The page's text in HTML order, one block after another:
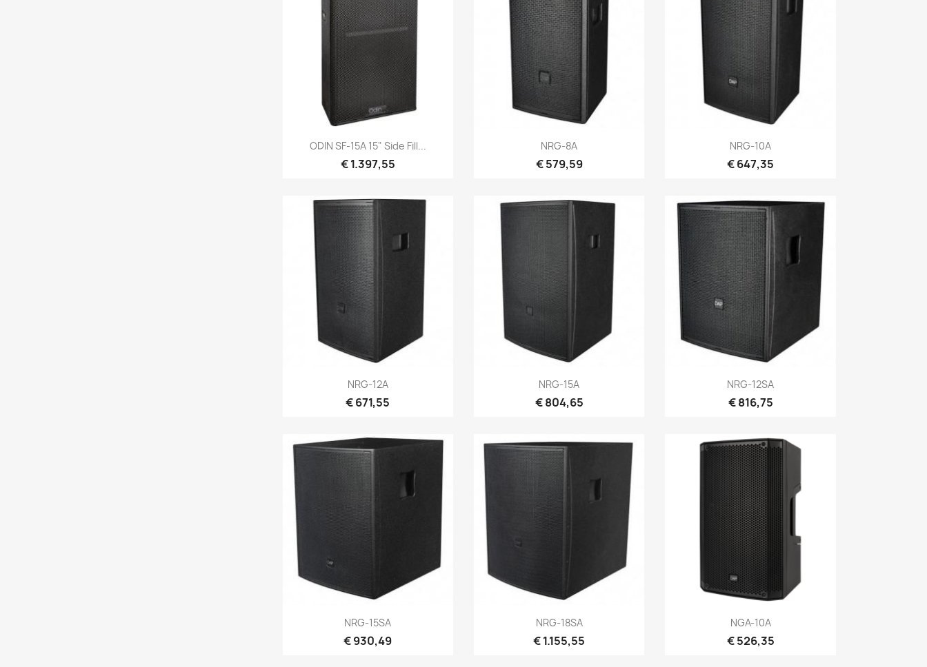
Snel bekijken
ODIN SF-15A 15" Side Fill...
€ 1.397,55
Snel bekijken
NRG-8A
€ 579,59
Snel bekijken
NRG-10A
€ 647,35
Snel bekijken
NRG-12A
€ 671,55
Snel bekijken
NRG-15A
€ 804,65
Snel bekijken
NRG-12SA
€ 816,75
Snel bekijken
NRG-15SA
€ 930,49
Snel bekijken
NRG-18SA
€ 1.155,55
Snel bekijken
NGA-10A
€ 526,35